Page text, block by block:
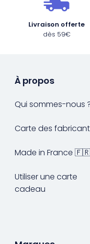
Livraison offerte
dès 59€
À propos
Qui sommes-nous
Carte des
Made in France 🇫🇷
Utiliser une carte
cadeau